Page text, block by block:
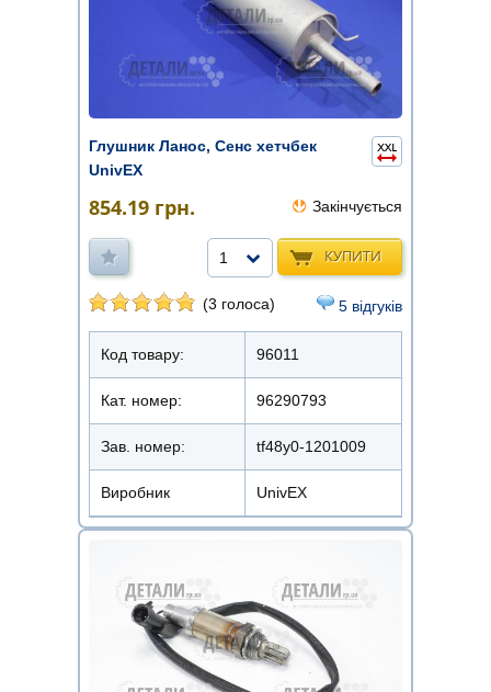
Глушник Ланос, Сенс хетчбек
UnivEX
854.19 грн. Закінчується
КУПИТИ
1
(3 голоса) 5 відгуків
Код товару: 96011
Кат. номер: 96290793
Зав. номер: tf48y0-1201009
Виробник UnivEX